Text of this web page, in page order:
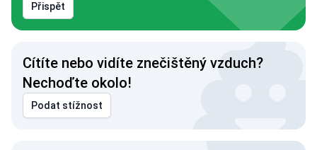
Přispět
Cítíte nebo vidíte znečištěný vzduch?
Nechoďte okolo!
Podat stížnost